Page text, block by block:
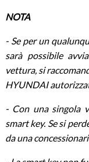
NOTA
- Se per un
sarà possibile
vettura, si
HYUNDAI
- Con una singola
smart key. Se si
da una